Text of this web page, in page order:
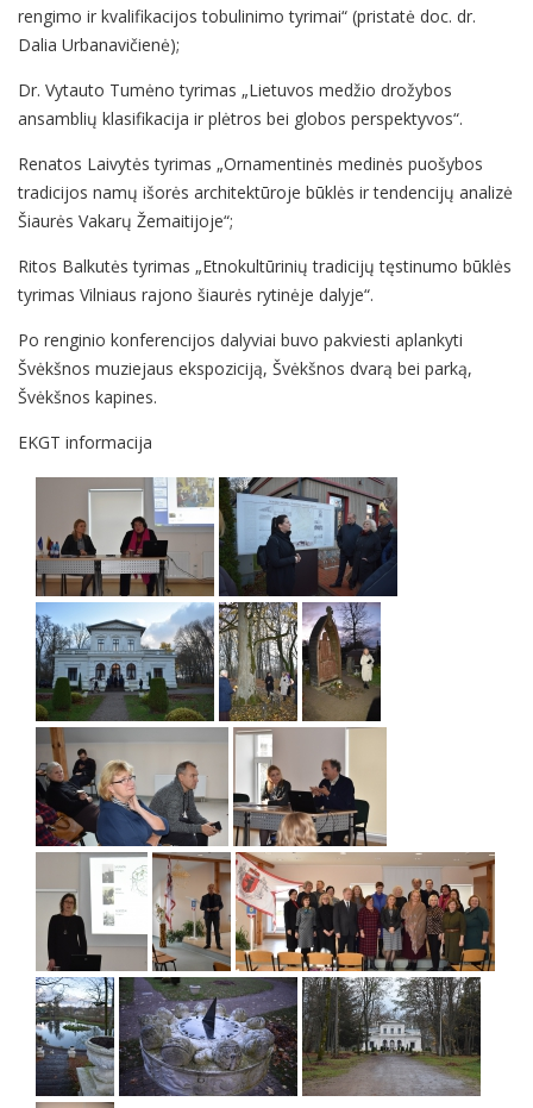
rengimo ir kvalifikacijos tobulinimo tyrimai“ (pristatė doc. dr.
Dalia Urbanavičienė);
Dr. Vytauto Tumėno tyrimas „Lietuvos medžio drožybos
ansamblių klasifikacija ir plėtros bei globos perspektyvos“.
Renatos Laivytės tyrimas „Ornamentinės medinės puošybos
tradicijos namų išorės architektūroje būklės ir tendencijų analizė
Šiaurės Vakarų Žemaitijoje“;
Ritos Balkutės tyrimas „Etnokultūrinių tradicijų tęstinumo būklės
tyrimas Vilniaus rajono šiaurės rytinėje dalyje“.
Po renginio konferencijos dalyviai buvo pakviesti aplankyti
Švėkšnos muziejaus ekspoziciją, Švėkšnos dvarą bei parką,
Švėkšnos kapines.
EKGT informacija